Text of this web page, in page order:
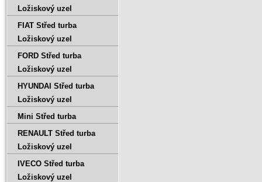
Ložiskový uzel
FIAT Střed turba
Ložiskový uzel
FORD Střed turba
Ložiskový uzel
HYUNDAI Střed turba
Ložiskový uzel
Mini Střed turba
RENAULT Střed turba
Ložiskový uzel
IVECO Střed turba
Ložiskový uzel